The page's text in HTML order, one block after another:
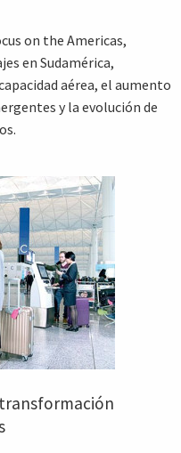
on the Americas,
en Sudamérica,
aérea, el aumento
y la evolución de